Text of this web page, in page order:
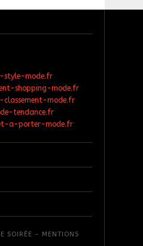
style-mode.fr
shopping-mode.fr
classement-mode.fr
tendance.fr
a-porter-mode.fr
SOIRÉE -
MENTIONS